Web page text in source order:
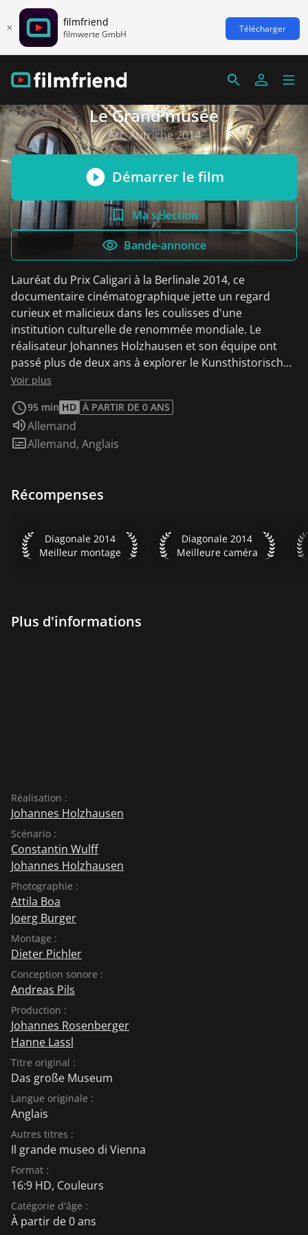
filmfriend
filmwerte GmbH Télécharger
Le Grand musée
Art, Autriche 2014
Démarrer le film
Ma sélection
Bande-annonce
Lauréat du Prix Caligari à la Berlinale 2014, ce
documentaire cinématographique jette un regard
curieux et malicieux dans les coulisses d'une
institution culturelle de renommée mondiale. Le
réalisateur Johannes Holzhausen et son équipe ont
passé plus de deux ans à explorer le Kunsthistorisches
Museum de Vienne. Dans un style cinématographique
sans interviews ni musique de fond, le film observe les
processus de travail multifacettes qui permettent de
donner à l'art son cadre approprié. La chaîne
Voir plus
95 min HD À PARTIR DE 0 ANS
Audio :
Allemand
Sous-titres :
Allemand, Anglais
Récompenses
Diagonale 2014 Meilleur montage
Diagonale 2014
Meilleur montage
Diagonale 2014 Meilleure
Diagonale 2014
Meilleure caméra
Plus d'informations
Réalisation :
Johannes Holzhausen
Scénario :
Constantin Wulff
Johannes Holzhausen
Photographie :
Attila Boa
Joerg Burger
Montage :
Dieter Pichler
Conception sonore :
Andreas Pils
Production :
Johannes Rosenberger
Hanne Lassl
Titre original :
Das große Museum
Langue originale :
Anglais
Autres titres :
Il grande museo di Vienna
Format :
16:9 HD, Couleurs
Catégorie d'âge :
À partir de 0 ans